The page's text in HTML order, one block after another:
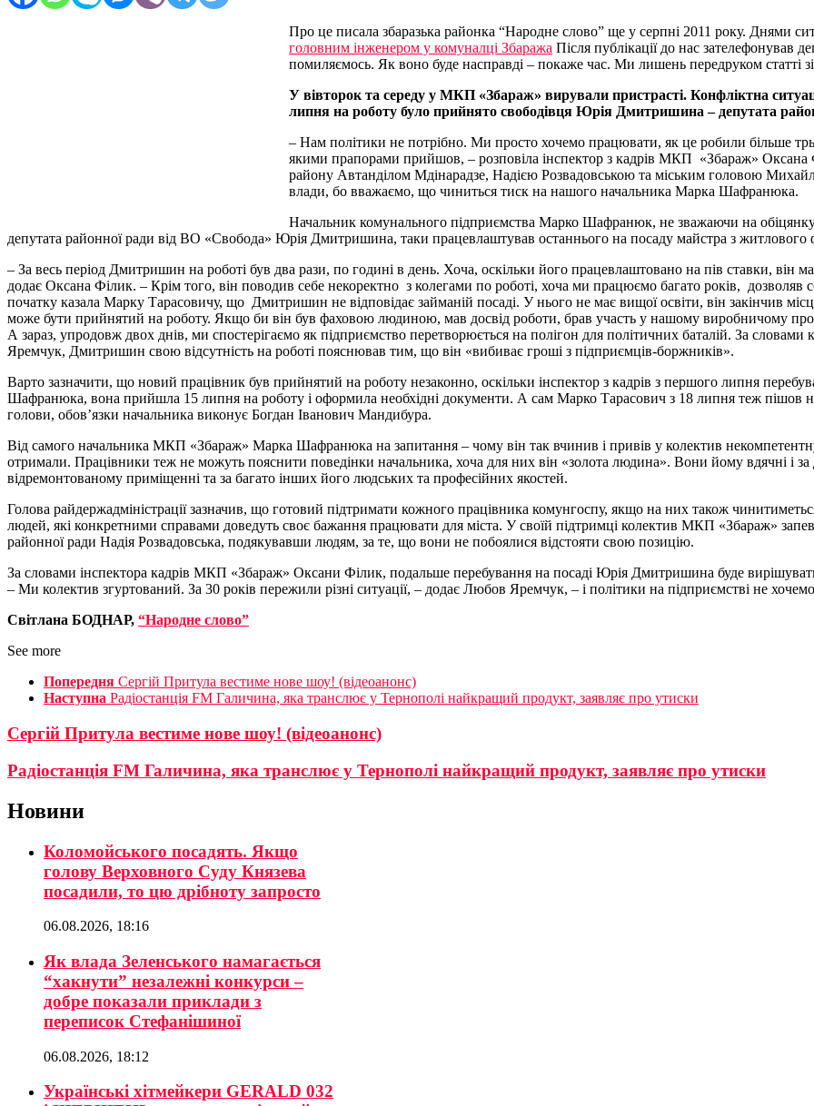
Про це писала збаразька районка “Народне слово” ще у серпні 2011 року. Днями
головним інженером у комуналці Збаража Після публікації до нас
помиляємось. Як воно буде насправді – покаже час. Ми лишень передруком статті
У вівторок та середу у МКП «Збараж» вирували пристрасті. Конфліктна
липня на роботу було прийнято свободівця Юрія Дмитришина – депутата
– Нам політики не потрібно. Ми просто хочемо працювати, як це робили більше
якими прапорами прийшов, – розповіла інспектор з кадрів МКП «Збараж» Оксана
району Автанділом Мдінарадзе, Надією Розвадовською та міським головою
влади, бо вважаємо, що чиниться тиск на нашого начальника Марка Шафранюка.
Начальник комунального підприємства Марко Шафранюк, не зважаючи на
депутата районної ради від ВО «Свобода» Юрія Дмитришина, таки працевлаштував останнього на посаду майстра з житлового
– За весь період Дмитришин на роботі був два рази, по годині в день. Хоча, оскільки його працевлаштовано на пів ставки, він
додає Оксана Філик. – Крім того, він поводив себе некоректно з колегами по роботі, хоча ми працюємо багато років, дозволяв
початку казала Марку Тарасовичу, що Дмитришин не відповідає займаній посаді. У нього не має вищої освіти, він закінчив
може бути прийнятий на роботу. Якщо би він був фаховою людиною, мав досвід роботи, брав участь у нашому виробничому
А зараз, упродовж двох днів, ми спостерігаємо як підприємство перетворюється на полігон для політичних баталій. За
Яремчук, Дмитришин свою відсутність на роботі пояснював тим, що він «вибиває гроші з підприємців-боржників».
Варто зазначити, що новий працівник був прийнятий на роботу незаконно, оскільки інспектор з кадрів з першого липня
Шафранюка, вона прийшла 15 липня на роботу і оформила необхідні документи. А сам Марко Тарасович з 18 липня теж пішов на
голови, обов’язки начальника виконує Богдан Іванович Мандибура.
Від самого начальника МКП «Збараж» Марка Шафранюка на запитання – чому він так вчинив і привів у колектив
отримали. Працівники теж не можуть пояснити поведінки начальника, хоча для них він «золота людина». Вони йому вдячні і
відремонтованому приміщенні та за багато інших його людських та професійних якостей.
Голова райдержадміністрації зазначив, що готовий підтримати кожного працівника комунгоспу, якщо на них також
людей, які конкретними справами доведуть своє бажання працювати для міста. У своїй підтримці колектив МКП «Збараж»
районної ради Надія Розвадовська, подякувавши людям, за те, що вони не побоялися відстояти свою позицію.
За словами інспектора кадрів МКП «Збараж» Оксани Філик, подальше перебування на посаді Юрія Дмитришина буде
– Ми колектив згуртований. За 30 років пережили різні ситуації, – додає Любов Яремчук, – і політики на підприємстві не
Cвітлана БОДНАР, “Народне слово”
See more
Попередня Сергій Притула вестиме нове шоу! (відеоанонс)
Наступна Радіостанція FM Галичина, яка транслює у Тернополі найкращий продукт, заявляє про утиски
Сергій Притула вестиме нове шоу! (відеоанонс)
Радіостанція FM Галичина, яка транслює у Тернополі найкращий продукт, заявляє про утиски
Новини
Коломойського посадять. Якщо
голову Верховного Суду Князева
посадили, то цю дрібноту запросто
06.08.2026, 18:16
Як влада Зеленського намагається
“хакнути” незалежні конкурси –
добре показали приклади з
переписок Стефанішиної
06.08.2026, 18:12
Українські хітмейкери GERALD 032